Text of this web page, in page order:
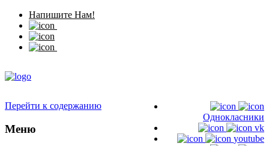
Напишите Нам!
Однокласники
vk
youtube
Перейти к содержанию
Меню